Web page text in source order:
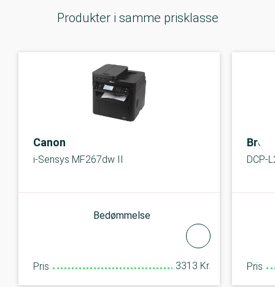
Produkter i samme prisklasse
Canon
i-Sensys MF267dw II
Bedømmelse
Pris 3313 Kr.
DCP-
Pris